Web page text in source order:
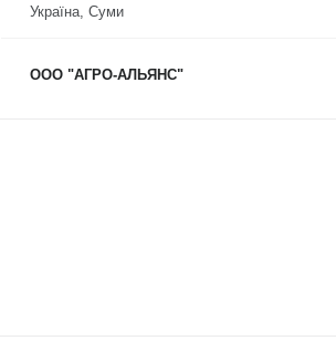
Україна, Суми
ООО "АГРО-АЛЬЯНС"